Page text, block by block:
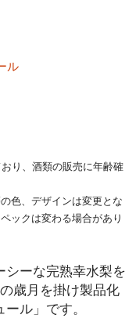
ル
り、酒類の販売に年齢確
色、デザインは変更とな
ックは変わる場合があり
シーな完熟幸水梨を
歳月を掛け製品化
ル」です。